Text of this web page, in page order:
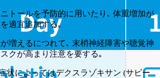
トールを予防的に用いたり､ 体重増加が
適宜追加する｡
増えるにつれて､ 末梢神経障害や聴覚神
クが高まり注意を要する｡
状によってはデクスラゾキサン (サビー